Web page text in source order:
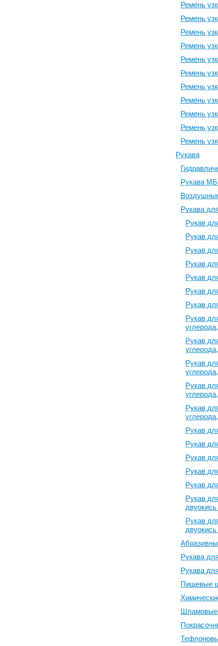
Ремень
Ремень
Ремень
Ремень
Ремень
Ремень
Ремень
Ремень
Ремень
Ремень
Ремень
Рукава
Рукава
Рукава
Рукав
Рукав
Рукав
Рукав
Рукав
Рукав
Рукав
Рукав
Рукав
Рукав
Рукав
Рукав
Рукав
Рукав
Рукав
Рукав
Рукав
Рукав
Рукав
Рукава
Рукава
Пищевые
Шламовые